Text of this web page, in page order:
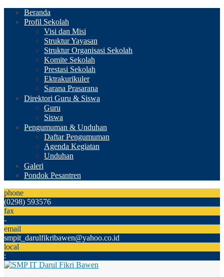
Beranda
Profil Sekolah
Visi dan Misi
Struktur Yayasan
Struktur Organisasi Sekolah
Komite Sekolah
Prestasi Sekolah
Ektrakurikuler
Sarana Prasarana
Direktori Guru & Siswa
Guru
Siswa
Pengumuman & Unduhan
Daftar Pengumuman
Agenda Kegiatan
Unduhan
Galeri
Pondok Pesantren
phone
(0298) 593576
fax
-
email
smpit_darulfikribawen@yahoo.co.id
local
: